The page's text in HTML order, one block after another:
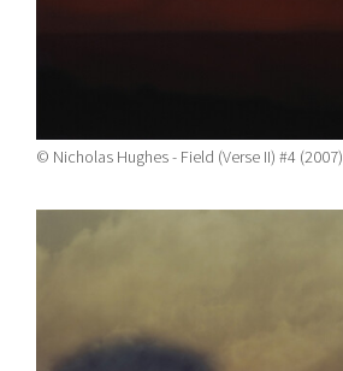
© Nicholas Hughes - Field (Verse II) #4 (2007)